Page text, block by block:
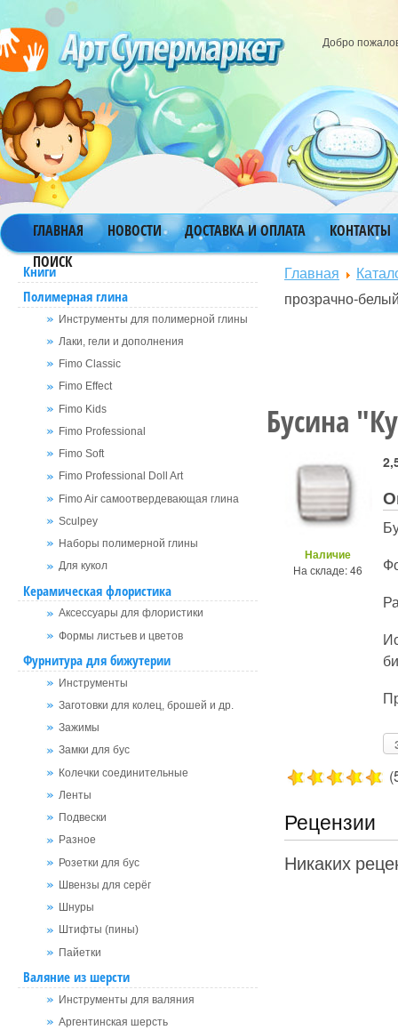
Добро
ГЛАВНАЯ НОВОСТИ ДОСТАВКА И ОПЛАТА
КОНТАКТЫ
ПОИСК
Книги
Полимерная глина
Инструменты для полимерной глины
Лаки, гели и дополнения
Fimo Classic
Fimo Effect
Fimo Kids
Fimo Professional
Fimo Soft
Fimo Professional Doll Art
Fimo Air самоотвердевающая глина
Sculpey
Наборы полимерной глины
Для кукол
Керамическая флористика
Аксессуары для флористики
Формы листьев и цветов
Фурнитура для бижутерии
Инструменты
Заготовки для колец, брошей и др.
Зажимы
Замки для бус
Колечки соединительные
Ленты
Подвески
Разное
Розетки для бус
Швензы для серёг
Шнуры
Штифты (пины)
Пайетки
Валяние из шерсти
Инструменты для валяния
Аргентинская шерсть
Главная
прозрачно-
Бусина
Наличие
На складе: 46
Рецензии
Никаких